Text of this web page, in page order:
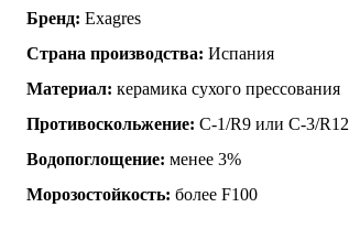
Бренд: Exagres
Страна производства: Испания
Материал: керамика сухого прессования
Противоскольжение: C-1/R9 или C-3/R12
Водопоглощение: менее 3%
Морозостойкость: более F100